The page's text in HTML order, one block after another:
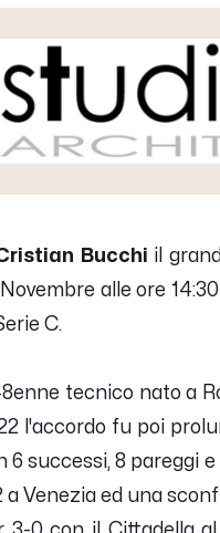
Bucchi il
alle ore
C.
tecnico nato a
l'accordo fu poi
6 successi, 8 pareggi
a Venezia ed una